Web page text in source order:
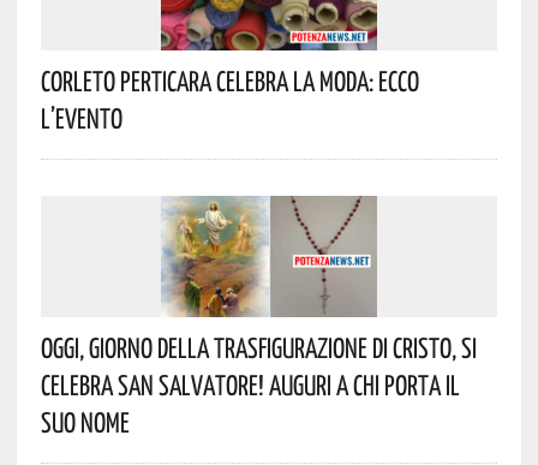
Corleto Perticara Celebra La Moda: Ecco
L’evento
Oggi, Giorno Della Trasfigurazione Di Cristo, Si
Celebra San Salvatore! Auguri A Chi Porta Il
Suo Nome